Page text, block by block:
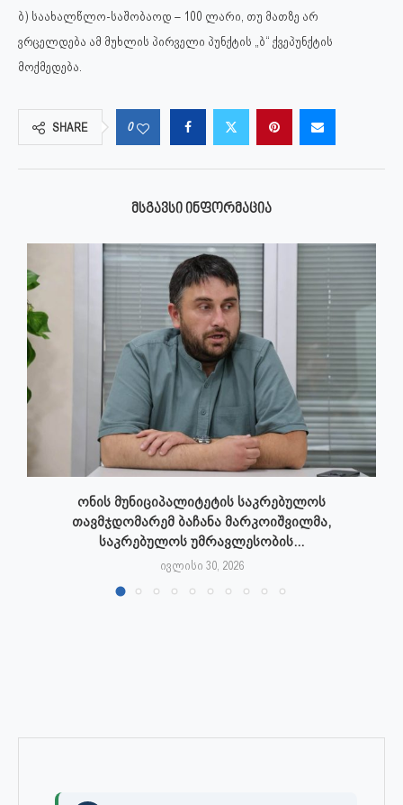
ბ) საახალწლო-საშობაოდ – 100 ლარი, თუ მათზე არ
ვრცელდება ამ მუხლის პირველი პუნქტის „ბ“ ქვეპუნქტის
მოქმედება.
SHARE 0
ᲛᲡᲒᲐᲕᲡᲘ ᲘᲜᲤᲝᲠᲛᲐᲪᲘᲐ
ონის მუნიციპალიტეტის საკრებულოს
თავმჯდომარემ ბაჩანა მარკოიშვილმა,
საკრებულოს უმრავლესობის...
ივლისი 30, 2026